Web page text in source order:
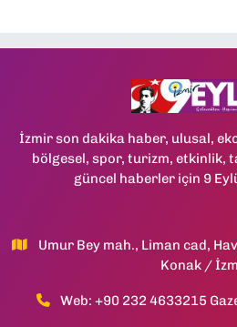
İzmir son dakika haber, ulusal,
bölgesel, spor, turizm, etkinlik,
güncel haberler için 9
Umur Bey mah., Liman cad,
Konak /
Web: +90 232 4633215